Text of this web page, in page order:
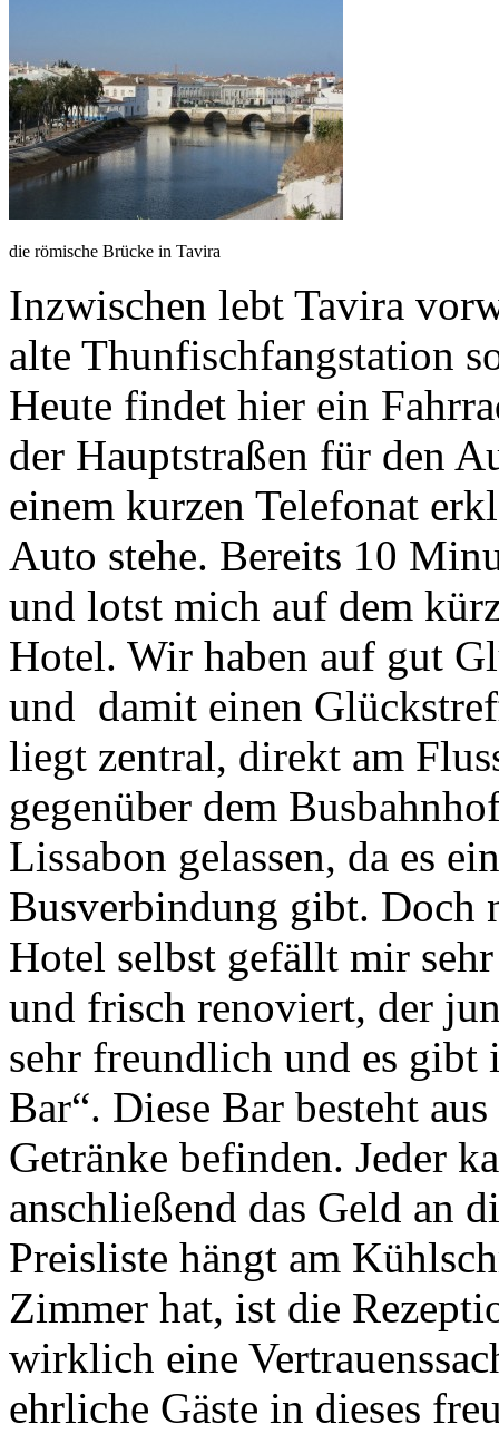
die römische Brücke in Tavira
Inzwischen lebt Tavira
alte Thunfischfangstation
Heute findet hier ein
der Hauptstraßen für den
einem kurzen Telefonat
Auto stehe. Bereits 10
und lotst mich auf dem
Hotel. Wir haben auf gut
und damit einen
liegt zentral, direkt am
gegenüber dem
Lissabon gelassen, da es
Busverbindung gibt. Doch
Hotel selbst gefällt mir
und frisch renoviert, der
sehr freundlich und es
Bar“. Diese Bar besteht
Getränke befinden. Jeder
anschließend das Geld an
Preisliste hängt am
Zimmer hat, ist die
wirklich eine
ehrliche Gäste in dieses